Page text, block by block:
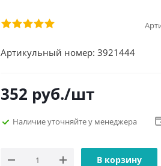
Артикульный номер: 3921444
352 руб./шт
Наличие уточняйте у менеджера
В корзину